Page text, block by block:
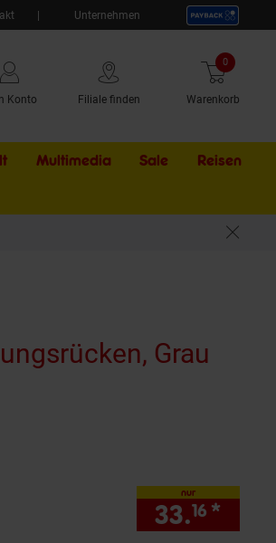
Unternehmen
Konto Filiale finden Warenkorb
0 Artikel
Multimedia Sale Externer
Reisen
Grau
nur
33.16 *